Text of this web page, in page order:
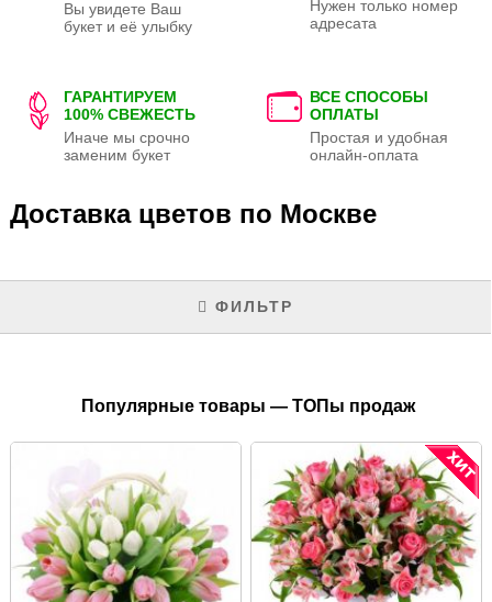
Вы увидете Ваш
букет и её улыбку
Нужен только номер
адресата
ГАРАНТИРУЕМ
100% СВЕЖЕСТЬ
Иначе мы срочно
заменим букет
ВСЕ СПОСОБЫ
ОПЛАТЫ
Простая и удобная
онлайн-оплата
Доставка цветов по Москве
ФИЛЬТР
Популярные товары — ТОПы продаж